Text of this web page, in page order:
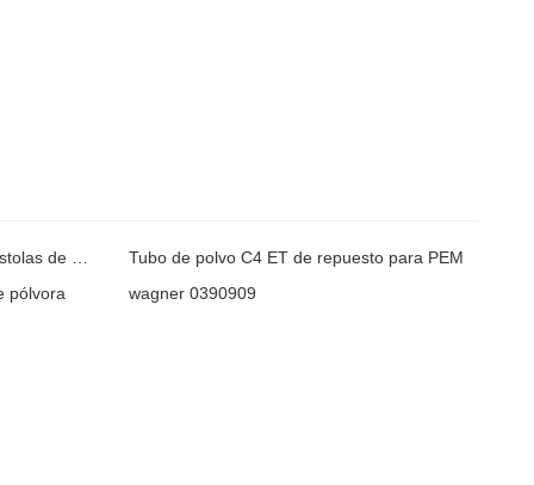
0390909 tubos de pólvora para pistolas de pólvora
Tubo de polvo C4 ET de repuesto para PEM
pólvora
wagner 0390909